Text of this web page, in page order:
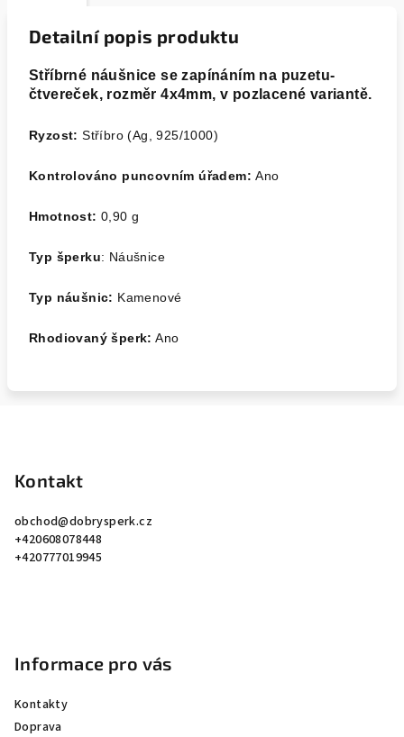
Detailní popis produktu
Stříbrné náušnice se zapínáním na puzetu-
čtvereček, rozměr 4x4mm, v pozlacené variantě.
Ryzost:Stříbro (Ag, 925/1000)
Kontrolováno puncovním úřadem:Ano
Hmotnost: 0,90g
Typ šperku: Náušnice
Typ náušnic: Kamenové
Rhodiovaný šperk: Ano
Kontakt
obchod@dobrysperk.cz
+420608078448
+420777019945
Informace pro vás
Kontakty
Doprava